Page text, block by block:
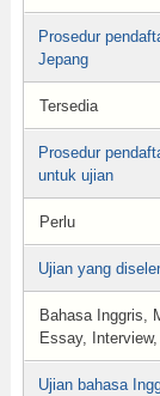
Prosedur
Jepang
Tersedia
Prosedur
untuk ujian
Perlu
Ujian yang
Bahasa Inggris,
Essay,
Ujian bahasa